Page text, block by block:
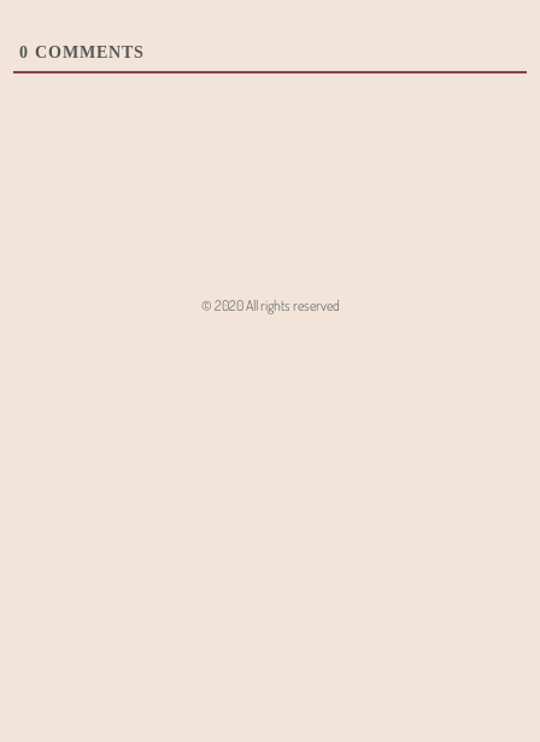
0 COMMENTS
© 2020 All rights reserved